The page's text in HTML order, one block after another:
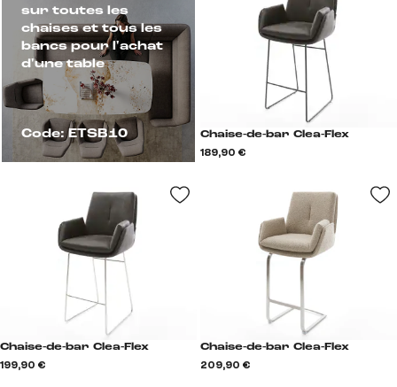
sur toutes les
chaises et tous les
bancs pour l'achat
d'une table
Code: ETSB10 Chaise-de-bar Clea-Flex
189,90 €
Chaise-de-bar Clea-Flex
199,90 €
Chaise-de-bar Clea-Flex
209,90 €